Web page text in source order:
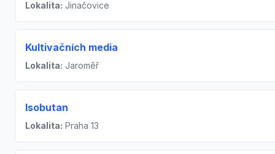
Lokalita: Jinačovice
Kultivačních media
Lokalita: Jaroměř
Isobutan
Lokalita: Praha 13